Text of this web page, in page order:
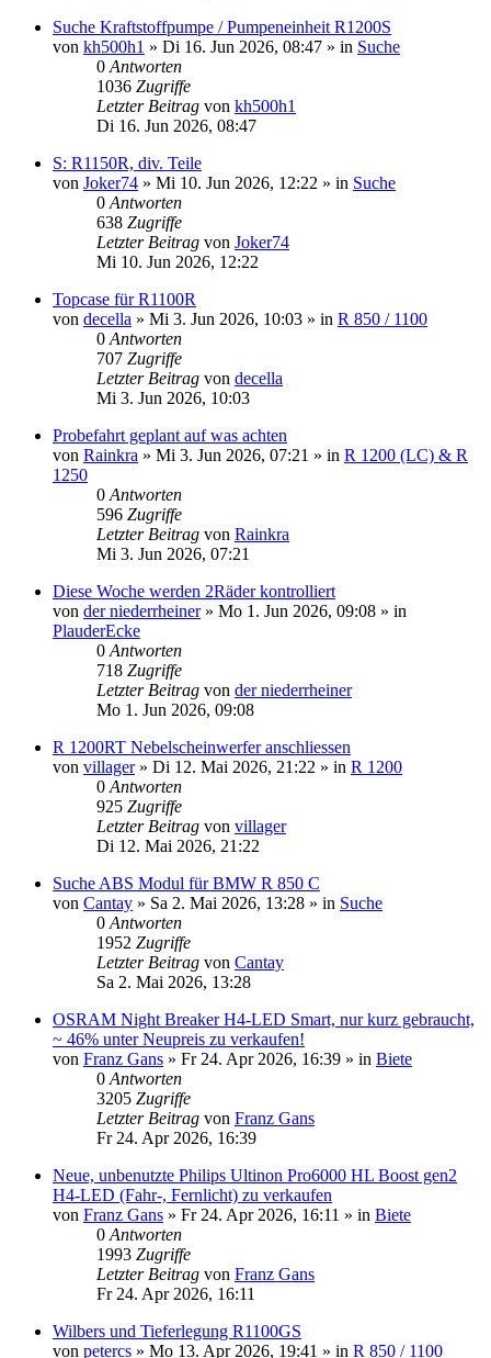
Suche Kraftstoffpumpe / Pumpeneinheit R1200S
von kh500h1 » Di 16. Jun 2026, 08:47 » in Suche
0 Antworten
1036 Zugriffe
Letzter Beitrag von kh500h1
Di 16. Jun 2026, 08:47
S: R1150R, div. Teile
von Joker74 » Mi 10. Jun 2026, 12:22 » in Suche
0 Antworten
638 Zugriffe
Letzter Beitrag von Joker74
Mi 10. Jun 2026, 12:22
Topcase für R1100R
von decella » Mi 3. Jun 2026, 10:03 » in R 850 / 1100
0 Antworten
707 Zugriffe
Letzter Beitrag von decella
Mi 3. Jun 2026, 10:03
Probefahrt geplant auf was achten
von Rainkra » Mi 3. Jun 2026, 07:21 » in R 1200 (LC) & R
1250
0 Antworten
596 Zugriffe
Letzter Beitrag von Rainkra
Mi 3. Jun 2026, 07:21
Diese Woche werden 2Räder kontrolliert
von der niederrheiner» Mo 1. Jun 2026, 09:08 » in
PlauderEcke
0 Antworten
718 Zugriffe
Letzter Beitrag von der niederrheiner
Mo 1. Jun 2026, 09:08
R 1200RT Nebelscheinwerfer anschliessen
von villager» Di 12. Mai 2026, 21:22 » in R 1200
0 Antworten
925 Zugriffe
Letzter Beitrag von villager
Di 12. Mai 2026, 21:22
Suche ABS Modul für BMW R 850 C
von Cantay » Sa 2. Mai 2026, 13:28 » in Suche
0 Antworten
1952 Zugriffe
Letzter Beitrag von Cantay
Sa 2. Mai 2026, 13:28
OSRAM Night Breaker H4-LED Smart, nur kurz gebraucht,
~ 46% unter Neupreis zu verkaufen!
von Franz Gans » Fr 24. Apr 2026, 16:39 » in Biete
0 Antworten
3205 Zugriffe
Letzter Beitrag von Franz Gans
Fr 24. Apr 2026, 16:39
Neue, unbenutzte Philips Ultinon Pro6000 HL Boost gen2
H4-LED (Fahr-, Fernlicht) zu verkaufen
von Franz Gans » Fr 24. Apr 2026, 16:11 » in Biete
0 Antworten
1993 Zugriffe
Letzter Beitrag von Franz Gans
Fr 24. Apr 2026, 16:11
Wilbers und Tieferlegung R1100GS
von petercs » Mo 13. Apr 2026, 19:41 » in R 850 / 1100